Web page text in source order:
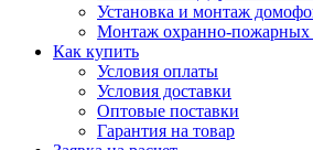
Установка и монтаж
Монтаж охранно-пожарных
Как купить
Условия оплаты
Условия доставки
Оптовые поставки
Гарантия на товар